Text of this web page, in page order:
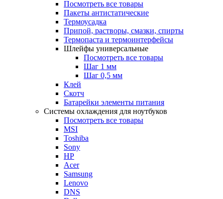
Посмотреть все товары
Пакеты антистатические
Термоусадка
Припой, растворы, смазки, спирты
Термопаста и термоинтерфейсы
Шлейфы универсальные
Посмотреть все товары
Шаг 1 мм
Шаг 0,5 мм
Клей
Скотч
Батарейки элементы питания
Системы охлаждения для ноутбуков
Посмотреть все товары
MSI
Toshiba
Sony
HP
Acer
Samsung
Lenovo
DNS